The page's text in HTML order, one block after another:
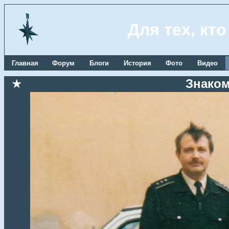
Для тех,
Главная Форум Блоги История Фото Видео
★